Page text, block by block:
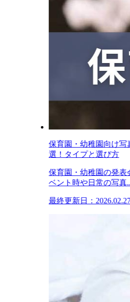
保育園・幼稚園向け写
選！タイプと選び方
保育園・幼稚園の発表
ベント時や日常の写真
最終更新日：